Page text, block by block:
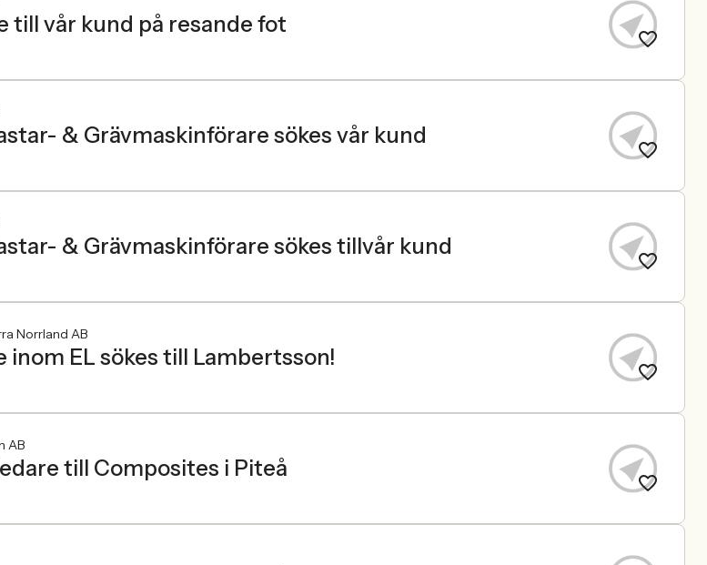
till vår kund på resande fot
& Grävmaskinförare sökes vår kund
& Grävmaskinförare sökes tillvår kund
Norrland AB
inom EL sökes till Lambertsson!
AB
till Composites i Piteå